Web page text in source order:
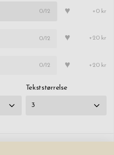
0/12 ♥ +0 kr
0/12 ♥ +20 kr
0/12 ♥ +20 kr
Tekststørrelse